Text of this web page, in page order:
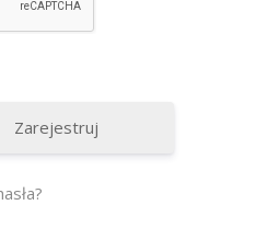
Zarejestruj